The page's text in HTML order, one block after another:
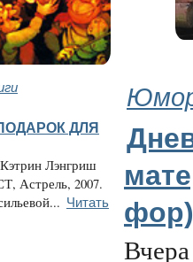
ДЛЯ
Лэнгриш
Астрель, 2007.
Читать